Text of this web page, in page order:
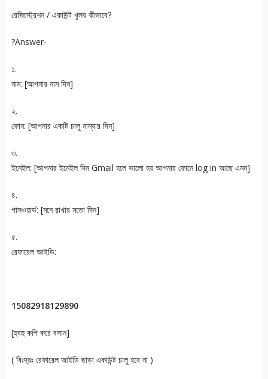
রেজিস্ট্রেশন / একাউন্ট খুলব কীভাবে?
?Answer-
১.
নাম: [আপনার নাম দিন]
২.
ফোন: [আপনার একটি চালু নাম্বার দিন]
৩.
ইমেইল: [আপনার ইমেইল দিন Gmail হলে ভালো হয় আপনার ফোনে log in আছে এমন]
৪.
পাসওয়ার্ড: [মনে রাখার মতো দিন]
৫.
রেফারেল আইডি:
15082918129890
[হুবহু কপি করে বসান]
( বিঃদ্রঃ রেফারেল আইডি ছাড়া একাউন্ট চালু হবে না )